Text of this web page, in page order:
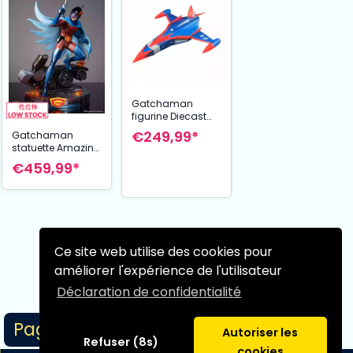
Ce site web utilise des cookies pour
améliorer l'expérience de l'utilisateur
Déclaration de confidentialité
Refuser (8s)
Autoriser les
Page 1/1
Gatchaman
statuette Amazing
Art Collection Joe
the Condor, Expert
in Shooting 34 cm
€459,99*
Gatchaman
figurine Diecast
Metal Action God
Phoenix Anime
€249,99*
Page suivante